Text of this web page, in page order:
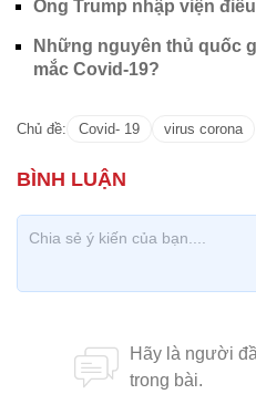
Ông Trump nhập viện
Những nguyên thủ quốc
mắc Covid-19?
Chủ đề: Covid- 19 virus corona